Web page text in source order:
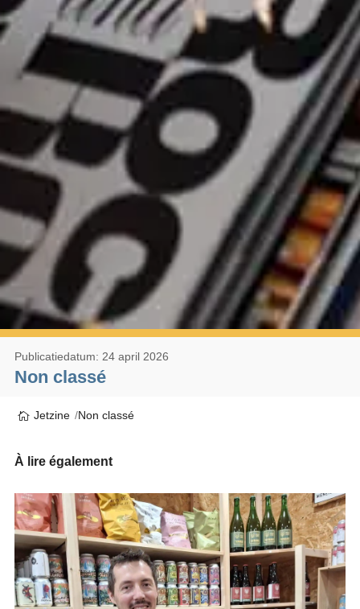
Non classé
Publicatiedatum: 24 april 2026
Jetzine Non classé
À lire également